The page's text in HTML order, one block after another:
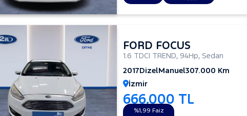
FORD FOCUS
1.6 TDCI TREND, 94Hp, Sedan
2017DizelManuel307.000 Km
İzmir
666.000 TL
%1,99 Faiz